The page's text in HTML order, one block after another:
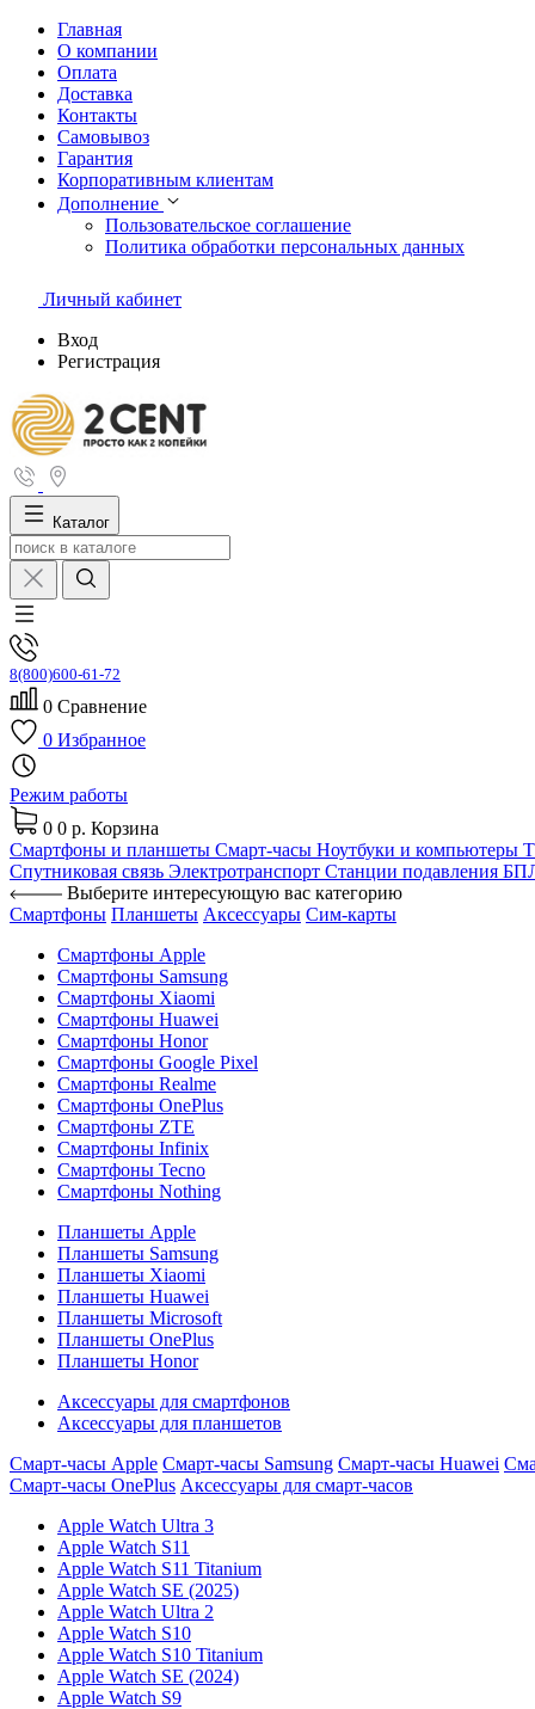
Главная
О компании
Оплата
Доставка
Контакты
Самовывоз
Гарантия
Корпоративным клиентам
Дополнение
Пользовательское соглашение
Политика обработки персональных данных
Личный кабинет
Вход
Регистрация
Каталог
8(800)600-61-72
0 Сравнение
0 Избранное
Режим работы
0 0 р. Корзина
Смартфоны и планшеты Смарт-часы Ноутбуки и компьютеры
Спутниковая связь Электротранспорт Станции подавления
Выберите интересующую вас категорию
Смартфоны Планшеты Аксессуары Сим-карты
Смартфоны Apple
Смартфоны Samsung
Смартфоны Xiaomi
Смартфоны Huawei
Смартфоны Honor
Смартфоны Google Pixel
Смартфоны Realme
Смартфоны OnePlus
Смартфоны ZTE
Смартфоны Infinix
Смартфоны Tecno
Смартфоны Nothing
Планшеты Apple
Планшеты Samsung
Планшеты Xiaomi
Планшеты Huawei
Планшеты Microsoft
Планшеты OnePlus
Планшеты Honor
Аксессуары для смартфонов
Аксессуары для планшетов
Смарт-часы Apple Смарт-часы Samsung Смарт-часы Huawei
Смарт-часы OnePlus Аксессуары для смарт-часов
Apple Watch Ultra 3
Apple Watch S11
Apple Watch S11 Titanium
Apple Watch SE (2025)
Apple Watch Ultra 2
Apple Watch S10
Apple Watch S10 Titanium
Apple Watch SE (2024)
Apple Watch S9